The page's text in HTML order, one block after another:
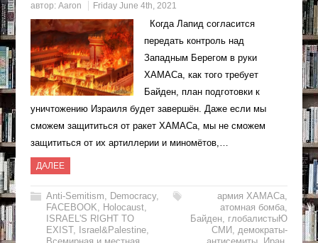
автор: Aaron Friday June 4th, 2021
Когда Лапид согласится
передать контроль над
Западным Берегом в руки
ХАМАСа, как того требует
Байден, план подготовки к
уничтожению Израиля будет завершён. Даже если мы
сможем защититься от ракет ХАМАСа, мы не сможем
защититься от их артиллерии и миномётов,…
ДАЛЕЕ
Anti-Semitism, Democracy,
FACEBOOK, Holocaust,
ISRAEL'S RIGHT TO
EXIST, Israel&Palestine,
армия ХАМАСа,
атомная бомба,
Байден, глобалистыЮ
СМИ ,демократы-